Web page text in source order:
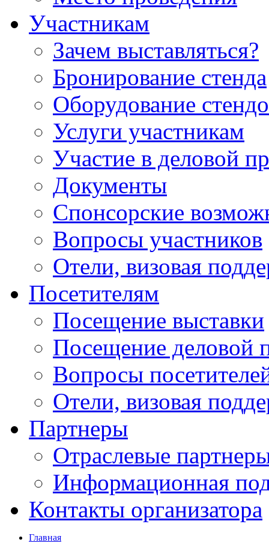
Участникам
Зачем выставляться?
Бронирование стенда
Оборудование
Услуги участникам
Участие в деловой
Документы
Спонсорские
Вопросы участников
Отели, визовая
Посетителям
Посещение выставки
Посещение деловой
Вопросы
Отели, визовая
Партнеры
Отраслевые
Информационная
Контакты организатора
Главная